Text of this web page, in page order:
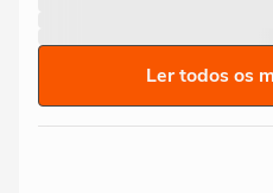
Ler todos os